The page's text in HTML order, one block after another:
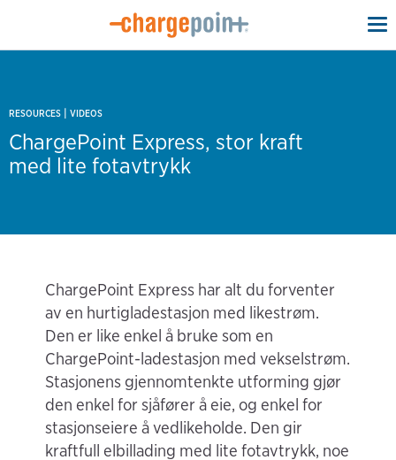
RESOURCES | VIDEOS
ChargePoint Express, stor kraft
med lite fotavtrykk
ChargePoint Express har alt du forventer
av en hurtigladestasjon med likestrøm.
Den er like enkel å bruke som en
ChargePoint-ladestasjon med vekselstrøm.
Stasjonens gjennomtenkte utforming gjør
den enkel for sjåfører å eie, og enkel for
stasjonseiere å vedlikeholde. Den gir
kraftfull elbillading med lite fotavtrykk, noe